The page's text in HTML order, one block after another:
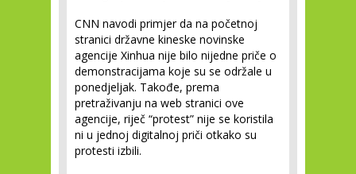
CNN navodi primjer da na početnoj
stranici državne kineske novinske
agencije Xinhua nije bilo nijedne priče o
demonstracijama koje su se održale u
ponedjeljak. Takođe, prema
pretraživanju na web stranici ove
agencije, riječ “protest” nije se koristila
ni u jednoj digitalnoj priči otkako su
protesti izbili.